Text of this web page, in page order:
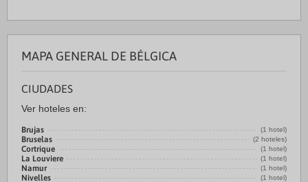
MAPA GENERAL DE BÉLGICA
CIUDADES
Ver hoteles en:
Brujas (1 hotel)
Bruselas (2 hoteles)
Cortrique (1 hotel)
La Louviere (1 hotel)
Namur (1 hotel)
Nivelles (1 hotel)